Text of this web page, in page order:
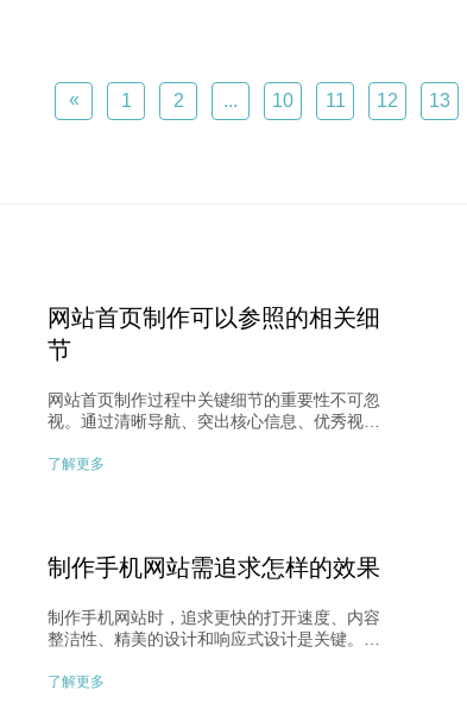
« 1 2 ... 10 11 12 13
网站首页制作可以参照的相关细
节
网站首页制作过程中关键细节的重要性不可忽
视。通过清晰导航、突出核心信息、优秀视觉
体验和网站吸引力。了解这些关键细节，让您
了解更多
制作手机网站需追求怎样的效果
制作手机网站时，追求更快的打开速度、内容
整洁性、精美的设计和响应式设计是关键。优
提升留存和转化率。考虑专业网站制作公司的
了解更多